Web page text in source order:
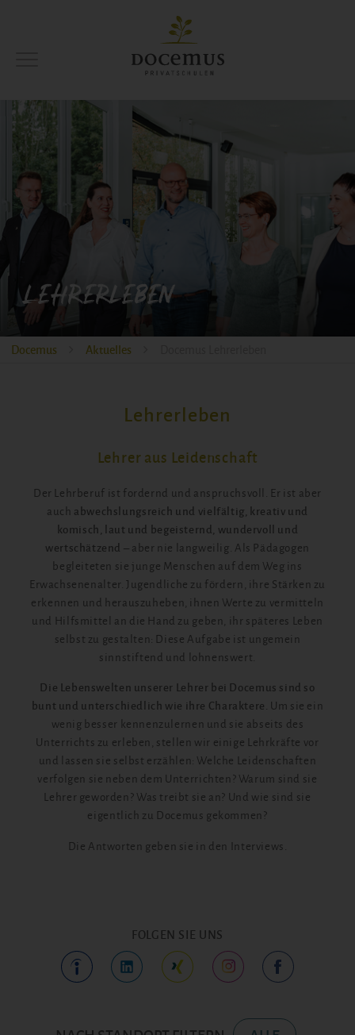
Lehrerleben
Docemus Aktuelles
Lehrerleben
Lehrer aus Leidenschaft
Der Lehrberuf ist fordernd und anspruchsvoll. Er ist aber
auch abwechslungsreich und vielfältig, kreativ und
komisch, laut und begeisternd, wundervoll und
wertschätzend – aber nie langweilig. Als Pädagogen
begleiteten sie junge Menschen auf dem Weg ins
Erwachsenenalter. Jugendliche zu fördern, ihre Stärken zu
erkennen und herauszuheben, ihnen Werte zu vermitteln
und Hilfsmittel an die Hand zu geben, ihr späteres Leben
selbst zu gestalten: Diese Aufgabe ist ungemein
sinnstiftend und lohnenswert.
Die Lebenswelten unserer Lehrer bei Docemus sind so
bunt und unterschiedlich wie ihre Charaktere. Um sie ein
wenig besser kennenzulernen und sie abseits des
Unterrichts zu erleben, stellen wir einige Lehrkräfte vor
und lassen sie selbst erzählen: Welche Leidenschaften
verfolgen sie neben dem Unterrichten? Warum sind sie
Lehrer geworden? Was treibt sie an? Und wie sind sie
eigentlich zu Docemus gekommen?
Die Antworten geben sie in den Interviews.
FOLGEN SIE UNS